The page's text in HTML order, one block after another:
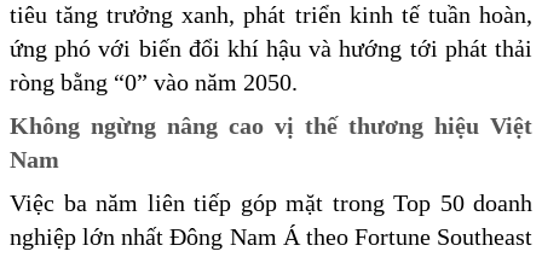
tiêu tăng trưởng xanh, phát triển kinh tế tuần hoàn,
ứng phó với biến đổi khí hậu và hướng tới phát thải
ròng bằng “0” vào năm 2050.
Không ngừng nâng cao vị thế thương hiệu Việt
Nam
Việc ba năm liên tiếp góp mặt trong Top 50 doanh
nghiệp lớn nhất Đông Nam Á theo Fortune Southeast